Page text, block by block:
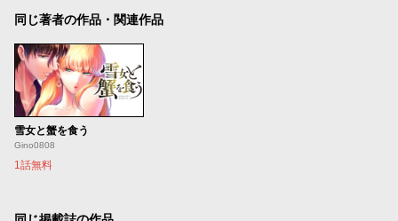
同じ著者の作品・関連作品
雪女と蟹を食う
Gino0808
1話無料